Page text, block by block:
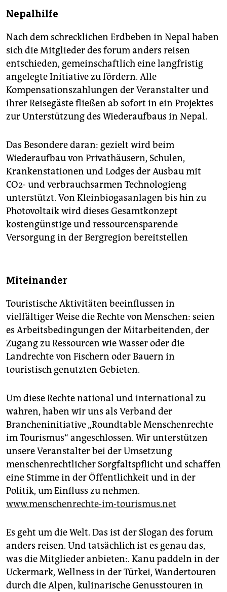
Nepalhilfe
Nach dem schrecklichen Erdbeben in Nepal haben
sich die Mitglieder des forum anders reisen
entschieden, gemeinschaftlich eine langfristig
angelegte Initiative zu fördern. Alle
Kompensationszahlungen der Veranstalter und
ihrer Reisegäste fließen ab sofort in ein Projektes
zur Unterstützung des Wiederaufbaus in Nepal.
Das Besondere daran: gezielt wird beim
Wiederaufbau von Privathäusern, Schulen,
Krankenstationen und Lodges der Ausbau mit
CO2- und verbrauchsarmen Technologieng
unterstützt. Von Kleinbiogasanlagen bis hin zu
Photovoltaik wird dieses Gesamtkonzept
kostengünstige und ressourcensparende
Versorgung in der Bergregion bereitstellen
Miteinander
Touristische Aktivitäten beeinflussen in
vielfältiger Weise die Rechte von Menschen: seien
es Arbeitsbedingungen der Mitarbeitenden, der
Zugang zu Ressourcen wie Wasser oder die
Landrechte von Fischern oder Bauern in
touristisch genutzten Gebieten.
Um diese Rechte national und international zu
wahren, haben wir uns als Verband der
Brancheninitiative „Roundtable Menschenrechte
im Tourismus“ angeschlossen. Wir unterstützen
unsere Veranstalter bei der Umsetzung
menschenrechtlicher Sorgfaltspflicht und schaffen
eine Stimme in der Öffentlichkeit und in der
Politik, um Einfluss zu nehmen.
www.menschenrechte-im-tourismus.net
Es geht um die Welt. Das ist der Slogan des forum
anders reisen. Und tatsächlich ist es genau das,
was die Mitglieder anbieten:. Kanu paddeln in der
Uckermark, Wellness in der Türkei, Wandertouren
durch die Alpen, kulinarische Genusstouren in